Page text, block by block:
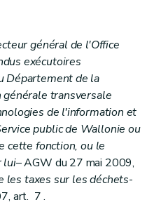
général de l'Office
exécutoires
Département de la
transversale
de l'information et
public de Wallonie ou
cette fonction, ou le
lui– AGW du 27 mai 2009,
les taxes sur les déchets-
art. 7 .